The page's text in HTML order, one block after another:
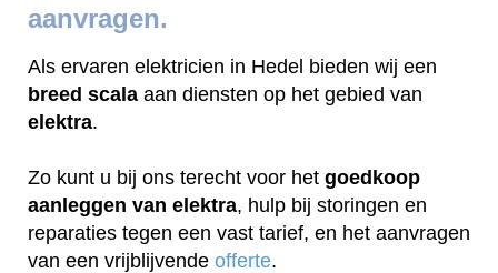
aanvragen.
Als ervaren elektricien in Hedel bieden wij een
breed scala aan diensten op het gebied van
elektra.
Zo kunt u bij ons terecht voor het goedkoop
aanleggen van elektra, hulp bij storingen en
reparaties tegen een vast tarief, en het aanvragen
van een vrijblijvende offerte.